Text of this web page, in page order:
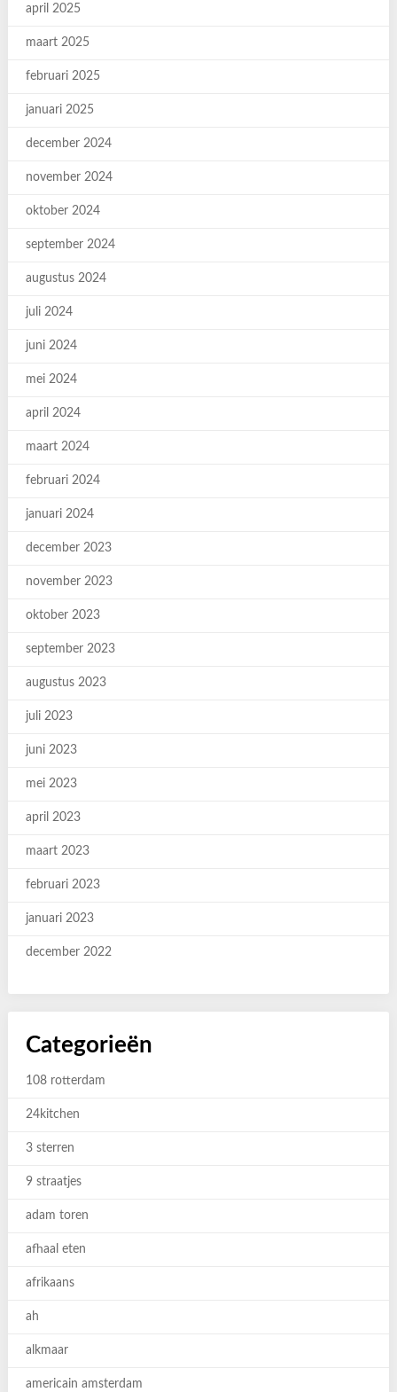
april 2025
maart 2025
februari 2025
januari 2025
december 2024
november 2024
oktober 2024
september 2024
augustus 2024
juli 2024
juni 2024
mei 2024
april 2024
maart 2024
februari 2024
januari 2024
december 2023
november 2023
oktober 2023
september 2023
augustus 2023
juli 2023
juni 2023
mei 2023
april 2023
maart 2023
februari 2023
januari 2023
december 2022
Categorieën
108 rotterdam
24kitchen
3 sterren
9 straatjes
adam toren
afhaal eten
afrikaans
ah
alkmaar
americain amsterdam